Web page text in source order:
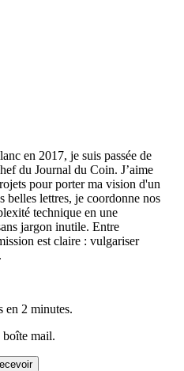
en 2017, je suis passée de
du Journal du Coin. J’aime
pour porter ma vision d'un
belles lettres, je coordonne nos
technique en une
jargon inutile. Entre
est claire : vulgariser
en 2 minutes.
mail.